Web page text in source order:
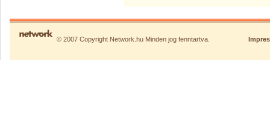
© 2007 Copyright Network.hu Minden jog fenntartva.